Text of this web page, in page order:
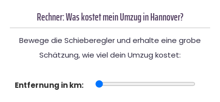
Rechner: Was kostet mein Umzug in Hannover?
Bewege die Schieberegler und erhalte eine grobe
Schätzung, wie viel dein Umzug kostet:
Entfernung in km: